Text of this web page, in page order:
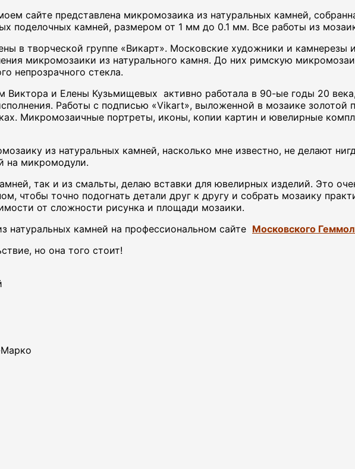
сайте представлена микромозаика из натуральных камней,
поделочных камней, размером от 1 мм до 0.1 мм. Все работы из
в творческой группе «Викарт». Московские художники и камнерезы
микромозаики из натурального камня. До них римскую
непрозрачного стекла.
Виктора и Елены Кузьмищевых активно работала в 90-ые годы 20
Работы с подписью «Vikart», выложенной в мозаике
Микромозаичные портреты, иконы, копии картин и ювелирные
из натуральных камней, насколько мне известно, не делают
на микромодули.
так и из смальты, делаю вставки для ювелирных изделий. Это
чтобы точно подогнать детали друг к другу и собрать мозаику
от сложности рисунка и площади мозаики.
натуральных камней на профессиональном сайте Московского
но она того стоит!